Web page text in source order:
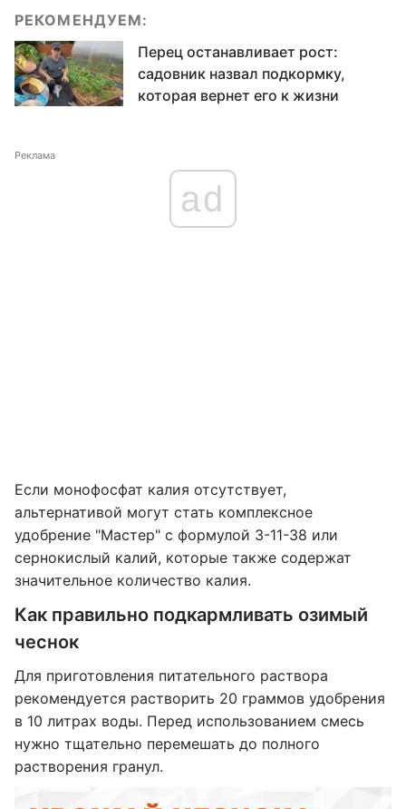
РЕКОМЕНДУЕМ:
Перец останавливает рост:
садовник назвал подкормку,
которая вернет его к жизни
Реклама
ad
Если монофосфат калия отсутствует,
альтернативой могут стать комплексное
удобрение "Мастер" с формулой 3-11-38 или
сернокислый калий, которые также содержат
значительное количество калия.
Как правильно подкармливать озимый
чеснок
Для приготовления питательного раствора
рекомендуется растворить 20 граммов удобрения
в 10 литрах воды. Перед использованием смесь
нужно тщательно перемешать до полного
растворения гранул.